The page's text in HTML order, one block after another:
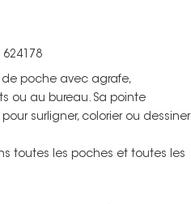
624178
de poche avec agrafe,
ou au bureau. Sa pointe
surligner, colorier ou dessiner
toutes les poches et toutes les